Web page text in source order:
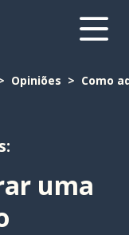
Opiniões Como
uma